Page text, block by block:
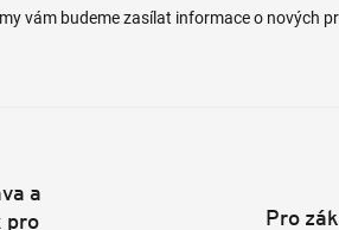
vám budeme zasílat informace o nových
Pro